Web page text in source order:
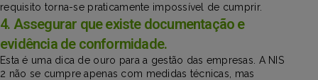
requisito torna-se praticamente impossível de cumprir.
4. Assegurar que existe documentação e
evidência de conformidade.
Esta é uma dica de ouro para a gestão das empresas. A NIS
2 não se cumpre apenas com medidas técnicas, mas